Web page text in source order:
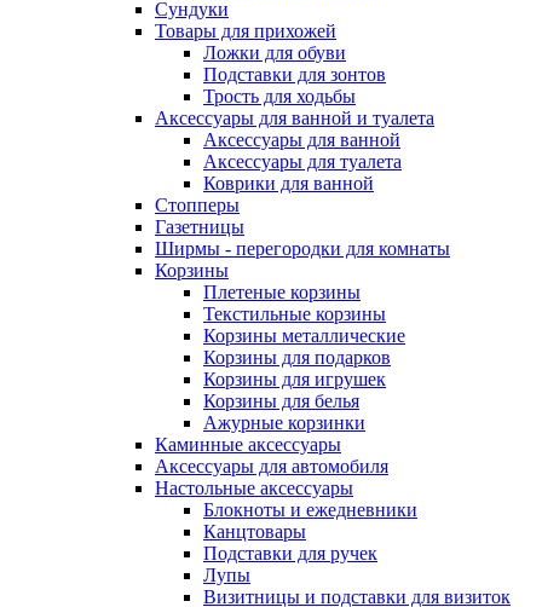
Сундуки
Товары для прихожей
Ложки для обуви
Подставки для зонтов
Трость для ходьбы
Аксессуары для ванной и туалета
Аксессуары для ванной
Аксессуары для туалета
Коврики для ванной
Стопперы
Газетницы
Ширмы - перегородки для комнаты
Корзины
Плетеные корзины
Текстильные корзины
Корзины металлические
Корзины для подарков
Корзины для игрушек
Корзины для белья
Ажурные корзинки
Каминные аксессуары
Аксессуары для автомобиля
Настольные аксессуары
Блокноты и ежедневники
Канцтовары
Подставки для ручек
Лупы
Визитницы и подставки для визиток